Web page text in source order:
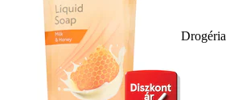
Drogéria